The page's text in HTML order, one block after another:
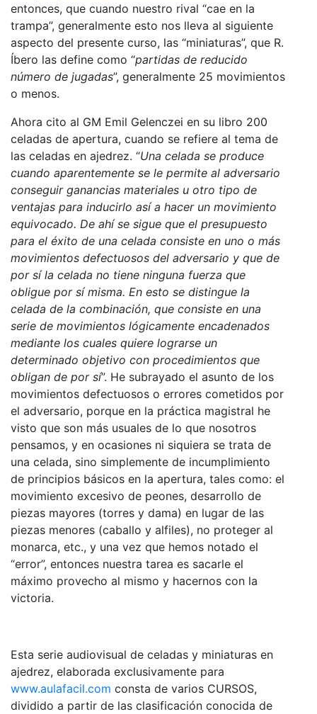
entonces, que cuando nuestro rival “cae en la
trampa”, generalmente esto nos lleva al siguiente
aspecto del presente curso, las “miniaturas”, que R.
Íbero las define como “partidas de reducido
número de jugadas”, generalmente 25 movimientos
o menos.
Ahora cito al GM Emil Gelenczei en su libro 200
celadas de apertura, cuando se refiere al tema de
las celadas en ajedrez. “Una celada se produce
cuando aparentemente se le permite al adversario
conseguir ganancias materiales u otro tipo de
ventajas para inducirlo así a hacer un movimiento
equivocado. De ahí se sigue que el presupuesto
para el éxito de una celada consiste en uno o más
movimientos defectuosos del adversario y que de
por sí la celada no tiene ninguna fuerza que
obligue por sí misma. En esto se distingue la
celada de la combinación, que consiste en una
serie de movimientos lógicamente encadenados
mediante los cuales quiere lograrse un
determinado objetivo con procedimientos que
obligan de por sí”. He subrayado el asunto de los
movimientos defectuosos o errores cometidos por
el adversario, porque en la práctica magistral he
visto que son más usuales de lo que nosotros
pensamos, y en ocasiones ni siquiera se trata de
una celada, sino simplemente de incumplimiento
de principios básicos en la apertura, tales como: el
movimiento excesivo de peones, desarrollo de
piezas mayores (torres y dama) en lugar de las
piezas menores (caballo y alfiles), no proteger al
monarca, etc., y una vez que hemos notado el
“error”, entonces nuestra tarea es sacarle el
máximo provecho al mismo y hacernos con la
victoria.
Esta serie audiovisual de celadas y miniaturas en
ajedrez, elaborada exclusivamente para
www.aulafacil.com consta de varios CURSOS,
dividido a partir de las clasificación conocida de